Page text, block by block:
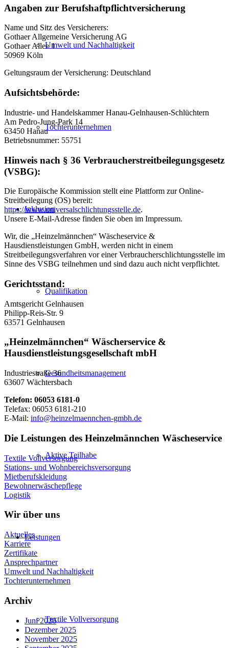
Umwelt und Nachhaltigkeit
Tochterunternehmen
Inklusion
Qualifikation
Gesundheitsmanagement
Aktive Teilhabe
Leistungen
Textile Vollversorgung
Angaben zur Berufshaftpflichtversicherung
Name und Sitz des Versicherers:
Gothaer Allgemeine Versicherung AG
Gothaer Allee 1
50969 Köln
Geltungsraum der Versicherung: Deutschland
Aufsichtsbehörde:
Industrie- und Handelskammer Hanau-Gelnhausen-Schlüchtern
Am Pedro-Jung-Park 14
63450 Hanau
Betriebsnummer: 55751
Hinweis nach § 36 Verbraucherstreitbeilegungsgesetz
(VSBG):
Die Europäische Kommission stellt eine Plattform zur Online-
Streitbeilegung (OS) bereit:
https://www.universalschlichtungsstelle.de.
Unsere E-Mail-Adresse finden Sie oben im Impressum.
Wir, die „Heinzelmännchen“ Wäscheservice &
Hausdienstleistungen GmbH, werden nicht in einem
Streitbeilegungsverfahren vor einer Verbraucherschlichtungsstelle im
Sinne des VSBG teilnehmen und sind dazu auch nicht verpflichtet.
Gerichtsstand:
Amtsgericht Gelnhausen
Philipp-Reis-Str. 9
63571 Gelnhausen
„Heinzelmännchen“ Wäscherservice &
Hausdienstleistungsgesellschaft mbH
Industriestraße 36
63607 Wächtersbach
Telefon: 06053 6181-0
Telefax: 06053 6181-210
E-Mail: info@heinzelmaennchen-gmbh.de
Die Leistungen des Heinzelmännchen Wäscheservice
Textile Vollversorgung
Stations- und Wohnbereichsversorgung
Mietberufskleidung
Bewohnerwäschepflege
Logistik
Wir über uns
Aktuelles
Karriere
Zertifikate
Ansprechpartner
Umwelt und Nachhaltigkeit
Tochterunternehmen
Archiv
Juni 2026
Dezember 2025
November 2025